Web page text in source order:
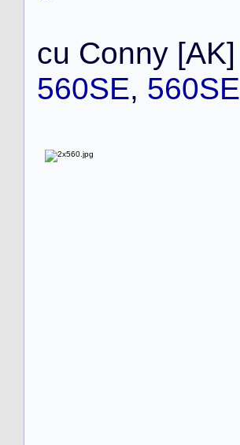
cu Conny [AK]
560SE, 560SE